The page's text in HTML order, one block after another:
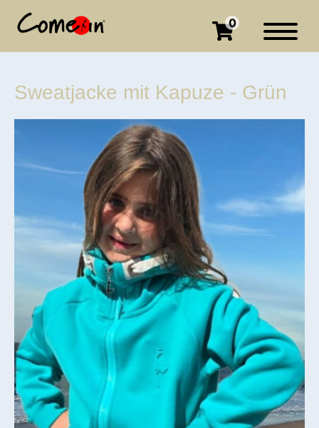
0
Sweatjacke mit Kapuze - Grün